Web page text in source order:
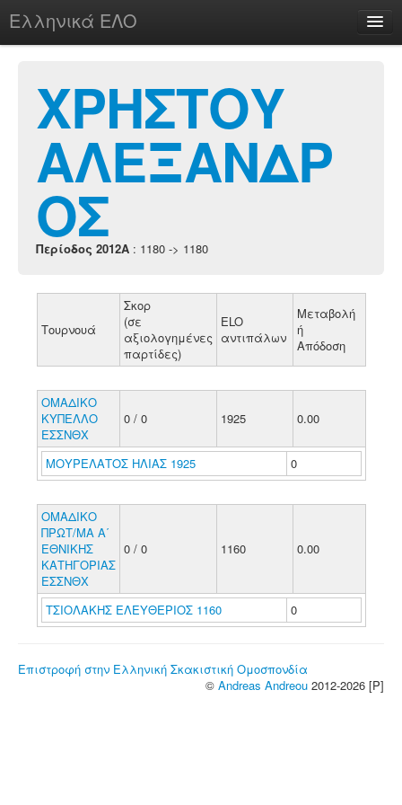
Ελληνικά ΕΛΟ
chesstu.be @ discord
Login
ΧΡΗΣΤΟΥ
ΑΛΕΞΑΝΔΡ
ΟΣ
Περίοδος 2012A : 1180 -> 1180
Τουρνουά
Σκορ
(σε
αξιολογημένες
παρτίδες)
ELO
αντιπάλων
Μεταβολή
ή
Απόδοση
ΟΜΑΔΙΚΟ
ΚΥΠΕΛΛΟ
ΕΣΣΝΘΧ
0 / 0 1925 0.00
ΜΟΥΡΕΛΑΤΟΣ ΗΛΙΑΣ 1925 0
ΟΜΑΔΙΚΟ
ΠΡΩΤ/ΜΑ Α΄
ΕΘΝΙΚΗΣ
ΚΑΤΗΓΟΡΙΑΣ
ΕΣΣΝΘΧ
0 / 0 1160 0.00
ΤΣΙΟΛΑΚΗΣ ΕΛΕΥΘΕΡΙΟΣ 1160 0
Επιστροφή στην Ελληνική Σκακιστική Ομοσπονδία
© Andreas Andreou 2012-2026 [P]